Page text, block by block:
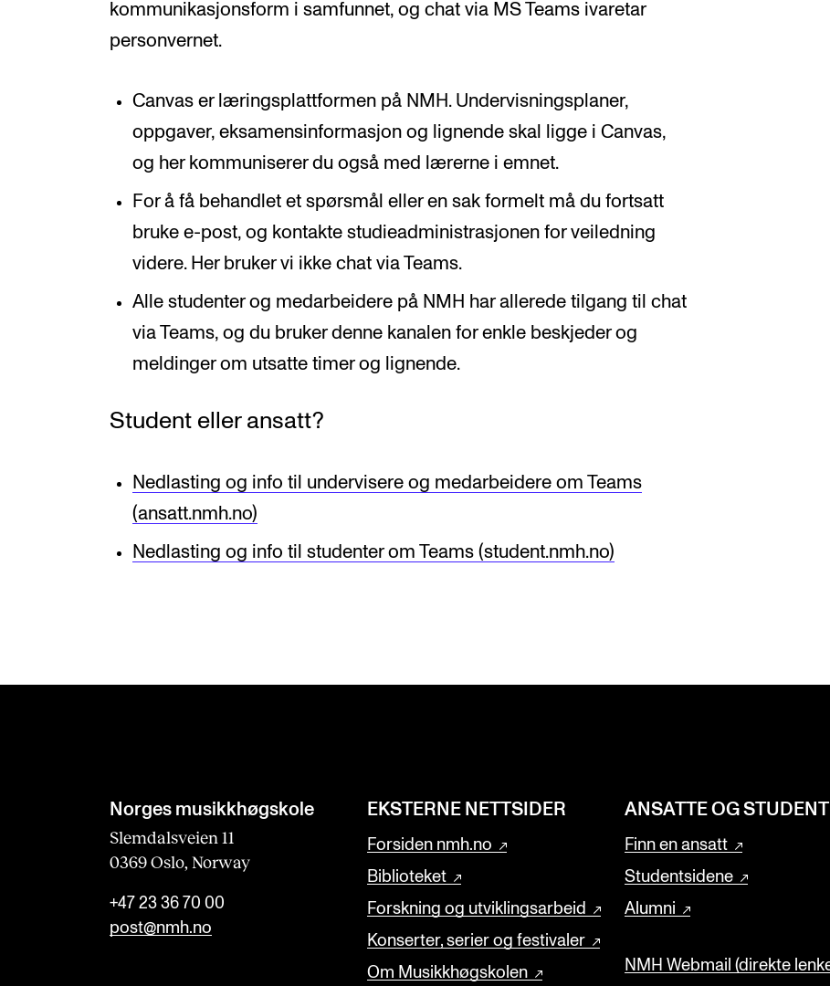
kommunikasjonsform i samfunnet, og chat via MS Teams ivaretar
personvernet.
Canvas er læringsplattformen på NMH. Undervisningsplaner,
oppgaver, eksamensinformasjon og lignende skal ligge i Canvas,
og her kommuniserer du også med lærerne i emnet.
For å få behandlet et spørsmål eller en sak formelt må du fortsatt
bruke e-post, og kontakte studieadministrasjonen for veiledning
videre. Her bruker vi ikke chat via Teams.
Alle studenter og medarbeidere på NMH har allerede tilgang til chat
via Teams, og du bruker denne kanalen for enkle beskjeder og
meldinger om utsatte timer og lignende.
Student eller ansatt?
Nedlasting og info til undervisere og medarbeidere om Teams
(ansatt.nmh.no)
Nedlasting og info til studenter om Teams (student.nmh.no)
Norges musikk­høgskole
Slemdalsveien 11
0369 Oslo, Norway
+47 23 36 70 00
post@nmh.no
EKSTERNE NETTSIDER
Forsiden nmh.no
Biblioteket
Forskning og utviklingsarbeid
Konserter, serier og festivaler
Om Musikkhøgskolen
ANSATTE OG
Finn en ansatt
Studentsidene
Alumni
NMH Webmail (direkte